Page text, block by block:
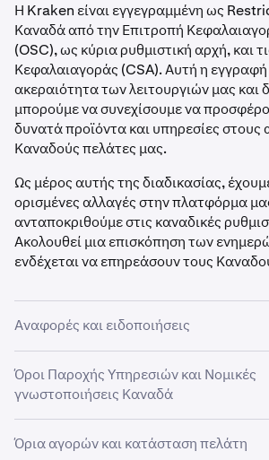
Η Kraken είναι εγγεγραμμένη ως
Καναδά από την Επιτροπή
(OSC), ως κύρια ρυθμιστική αρχή, και
Κεφαλαιαγοράς (CSA). Αυτή η εγγραφή
ακεραιότητα των λειτουργιών μας και
μπορούμε να συνεχίσουμε να
δυνατά προϊόντα και υπηρεσίες στους
Καναδούς πελάτες μας.
Ως μέρος αυτής της διαδικασίας,
ορισμένες αλλαγές στην πλατφόρμα
ανταποκριθούμε στις καναδικές
Ακολουθεί μια επισκόπηση των
ενδέχεται να επηρεάσουν τους
Αναφορές και ειδοποιήσεις
Οι Καναδοί πελάτες θα λαμβάνουν
λογαριασμού. Κάθε μήνα, οι πελάτες
κατάσταση που καλύπτει τη
Όροι Παροχής Υπηρεσιών και Νομικές
γνωστοποιήσεις Καναδά
Έχουμε ξεχωριστούς Όρους Παροχής
Καναδούς πελάτες, καθώς και μια
Όρια αγορών και κατάσταση πελάτη